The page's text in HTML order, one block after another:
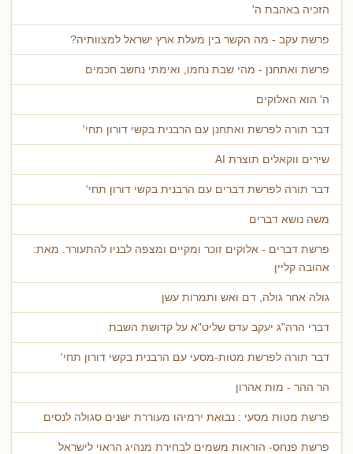
הזכיה באהבת ה'
פרשת עקב - מה הקשר בין מעלת ארץ ישראל למצוותיה?
פרשת ואתחנן - מהי שבת נחמו, ואימתי נחשב חכמים
ה' הוא האלוקים
דבר תורה לפרשת ואתחנן עם הרבנית בקשי דורון תחי'
שירים ווקאלים תוצרת AI
דבר תורה לפרשת דברים עם הרבנית בקשי דורון תחי'
משה נושא דברים
פרשת דברים - אלוקים זוכר ומקיים ומצפה לבניו להתעורר. מאת:
אהובה קליין
גולה אחר גולה, דם ואש ותמרות עשן
דברי הרה"ג יעקב עדס שליט"א על קדושת השבת
דבר תורה לפרשת מטות-מסעי עם הרבנית בקשי דורון תחי'
הר ההר - מות אהרון
פרשת מטות מסעי : נבואת ירמיהו מעוררת ישנים סגולה לנסים
פרשת פנחס- הוראות משמים לבחירת מנהיג הראוי לישראל